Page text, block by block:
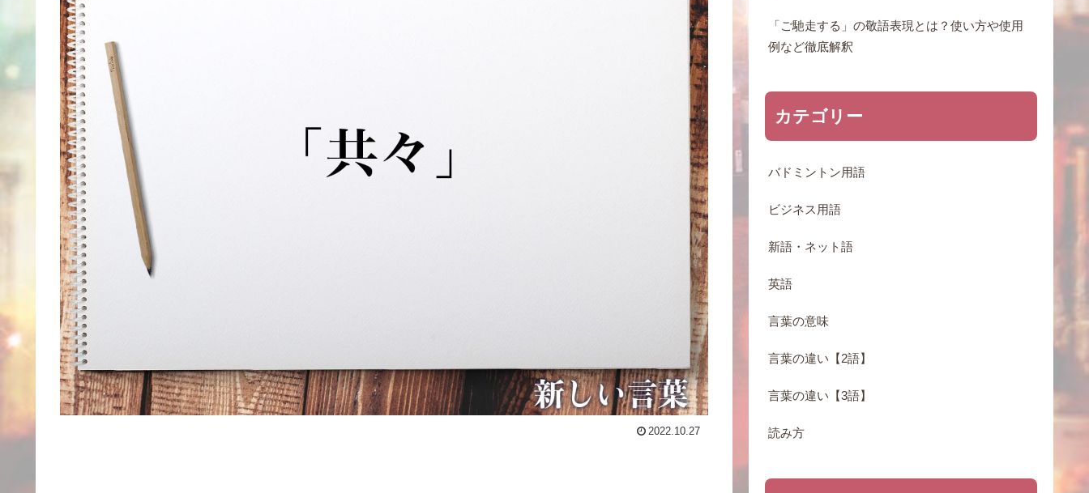
2022.10.27
「ご馳走する」の敬語表現とは？使い方や使用
例など徹底解釈
カテゴリー
バドミントン用語
ビジネス用語
新語・ネット語
英語
言葉の意味
言葉の違い【2語】
言葉の違い【3語】
読み方